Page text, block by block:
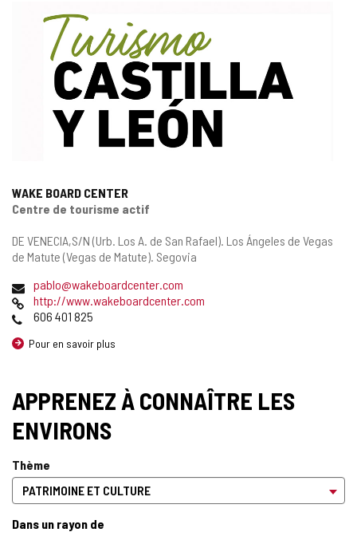
WAKE BOARD CENTER
Centre de tourisme actif
Adresse
postale
DE VENECIA,S/N (Urb. Los A. de San Rafael). Los Ángeles de Vegas
de Matute (Vegas de Matute). Segovia
Adresse
de
courrier
pablo@wakeboardcenter.com
Page
Web
http://www.wakeboardcenter.com
Téléphones
606 401 825
Pour en savoir plus
APPRENEZ À CONNAÎTRE LES
ENVIRONS
Thème
Dans un rayon de